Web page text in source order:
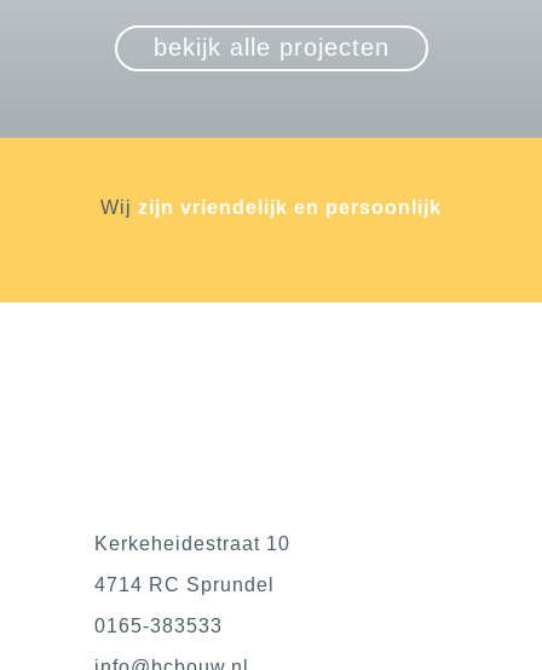
bekijk alle projecten
Wij zijn vriendelijk en persoonlijk
Kerkeheidestraat 10
4714 RC Sprundel
0165-383533